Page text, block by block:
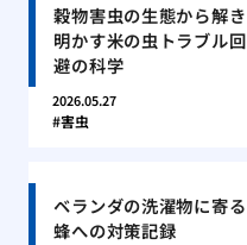
穀物害虫の生態から解き
明かす米の虫トラブル回
避の科学
2026.05.27
害虫
ベランダの洗濯物に寄る
蜂への対策記録